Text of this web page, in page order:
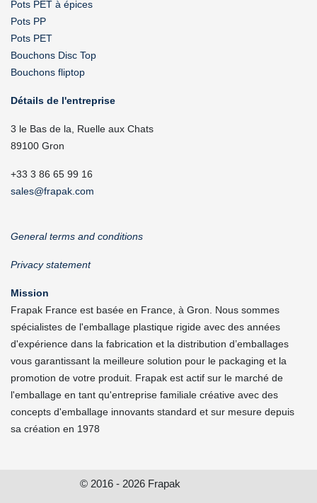
Pots PET à épices
Pots PP
Pots PET
Bouchons Disc Top
Bouchons fliptop
Détails de l'entreprise
3 le Bas de la, Ruelle aux Chats
89100 Gron
+33 3 86 65 99 16
sales@frapak.com
General terms and conditions
Privacy statement
Mission
Frapak France est basée en France, à Gron. Nous sommes
spécialistes de l'emballage plastique rigide avec des années
d'expérience dans la fabrication et la distribution d’emballages
vous garantissant la meilleure solution pour le packaging et la
promotion de votre produit. Frapak est actif sur le marché de
l'emballage en tant qu'entreprise familiale créative avec des
concepts d'emballage innovants standard et sur mesure depuis
sa création en 1978
© 2016 - 2026 Frapak